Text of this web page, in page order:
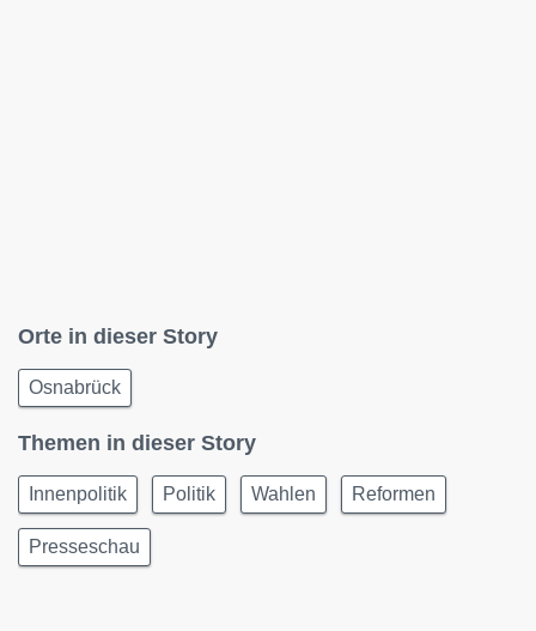
Orte in dieser Story
Osnabrück
Themen in dieser Story
Innenpolitik Politik Wahlen Reformen
Presseschau